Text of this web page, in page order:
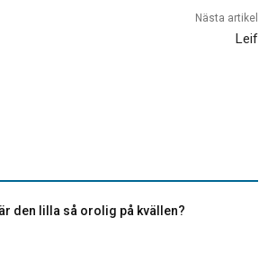
Nästa artikel
Leif
den lilla så orolig på kvällen?